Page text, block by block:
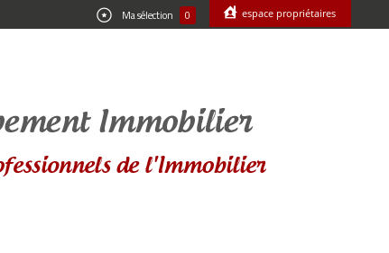
Ma sélection 0 espace propriétaires